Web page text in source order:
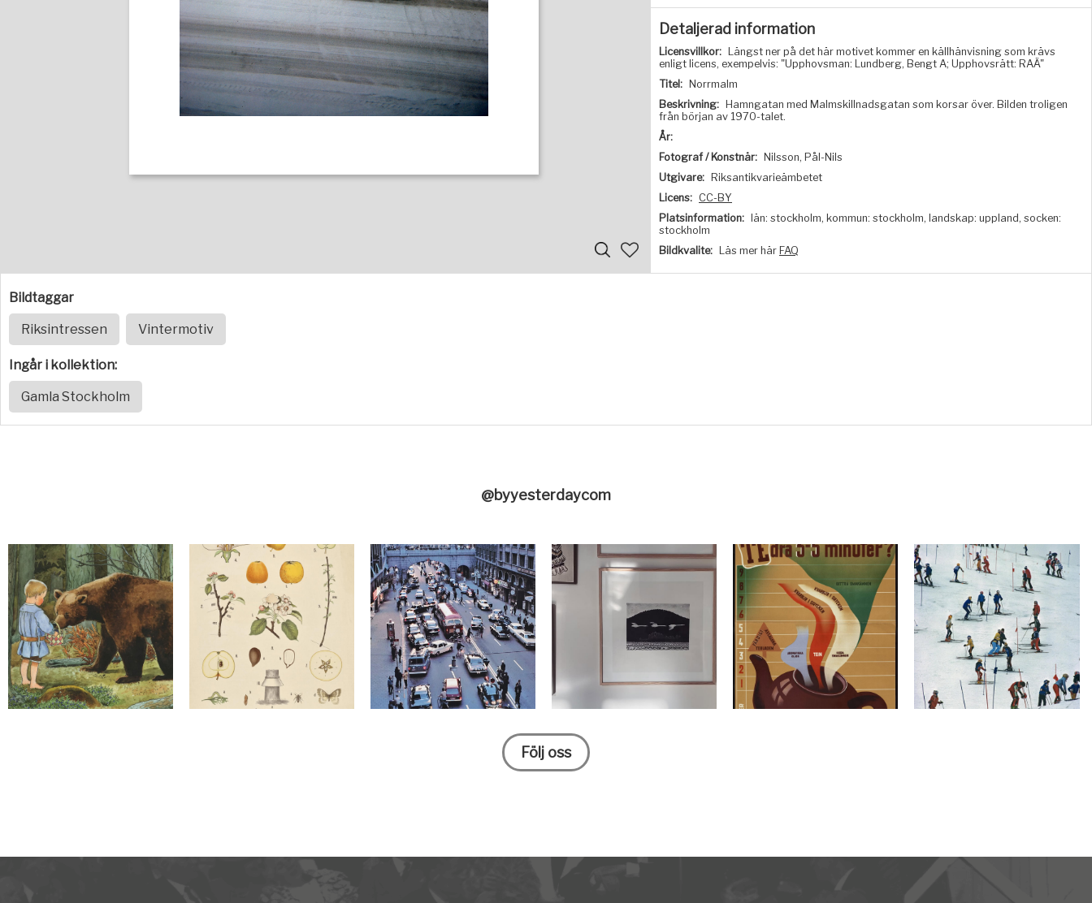
Detaljerad information
Licensvillkor:
Längst ner på det här motivet kommer en källhänvisning som krävs
enligt licens, exempelvis: "Upphovsman: Lundberg, Bengt A; Upphovsrätt: RAÄ"
Titel:
Norrmalm
Beskrivning:
Hamngatan med Malmskillnadsgatan som korsar över. Bilden troligen
från början av 1970-talet.
År:
Fotograf / Konstnär:
Nilsson, Pål-Nils
Utgivare:
Riksantikvarieämbetet
Licens: CC-BY
Platsinformation:
län: stockholm, kommun: stockholm, landskap: uppland, socken:
stockholm
Bildkvalite:
Läs mer här FAQ
Bildtaggar
Riksintressen Vintermotiv
Ingår i kollektion:
Gamla Stockholm
@byyesterdaycom
Följ oss